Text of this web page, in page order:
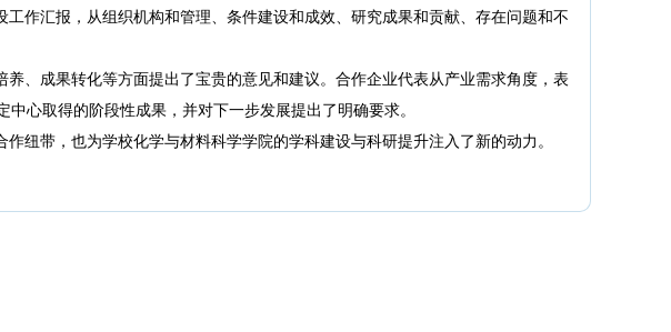
作汇报，从组织机构和管理、条件建设和成效、研究成果和贡献、存在问题和不
、成果转化等方面提出了宝贵的意见和建议。合作企业代表从产业需求角度，表
心取得的阶段性成果，并对下一步发展提出了明确要求。
纽带，也为学校化学与材料科学学院的学科建设与科研提升注入了新的动力。